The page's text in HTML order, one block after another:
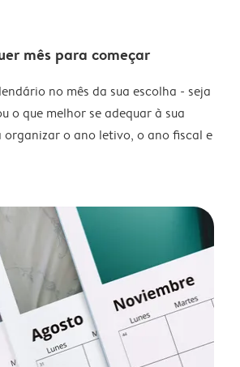
mês para começar
no mês da sua escolha - seja
o que melhor se adequar à sua
o ano letivo, o ano fiscal e